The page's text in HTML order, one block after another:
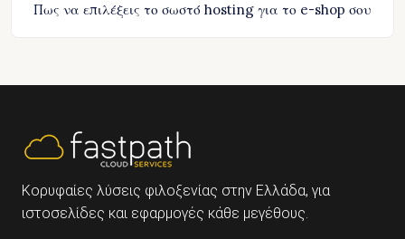
Πως να επιλέξεις το σωστό hosting για το e-shop σου
Κορυφαίες λύσεις φιλοξενίας στην Ελλάδα, για
ιστοσελίδες και εφαρμογές κάθε μεγέθους.